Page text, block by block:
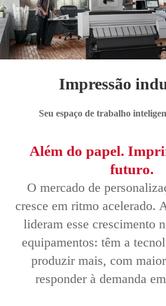
Impressão
Seu espaço de trabalho
Além do papel.
futuro.
O mercado de
cresce em ritmo acelerado.
lideram esse crescimento
equipamentos: têm a
produzir mais, com
responder à demanda